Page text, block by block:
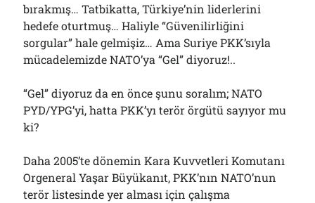
bırakmış… Tatbikatta, Türkiye’nin liderlerini
hedefe oturtmuş… Haliyle “Güvenilirliğini
sorgular” hale gelmişiz… Ama Suriye PKK’sıyla
mücadelemizde NATO’ya “Gel” diyoruz!..
“Gel” diyoruz da en önce şunu soralım; NATO
PYD/YPG’yi, hatta PKK’yı terör örgütü sayıyor mu
ki?
Daha 2005’te dönemin Kara Kuvvetleri Komutanı
Orgeneral Yaşar Büyükanıt, PKK’nın NATO’nun
terör listesinde yer alması için çalışma